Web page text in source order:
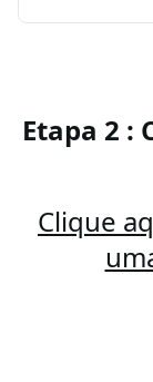
Etapa 2 :
Clique